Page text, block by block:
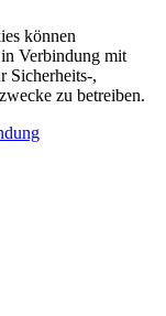
können
Verbindung mit
Sicherheits-,
zu betreiben.